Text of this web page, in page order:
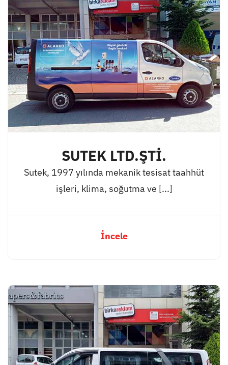
SUTEK LTD.ŞTİ.
Sutek, 1997 yılında mekanik tesisat taahhüt
işleri, klima, soğutma ve [...]
İncele